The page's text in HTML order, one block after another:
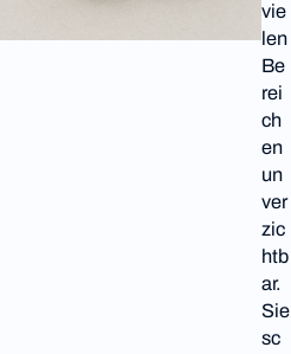
vie
len
Be
rei
ch
en
un
ver
zic
htb
ar.
Sie
sc